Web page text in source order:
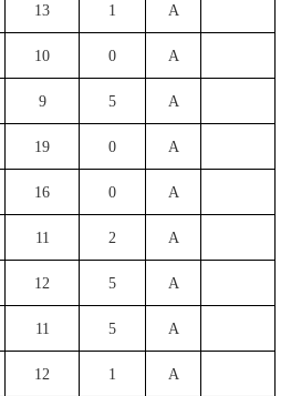
13 1 A
10 0 A
9 5 A
19 0 A
16 0 A
11 2 A
12 5 A
11 5 A
12 1 A